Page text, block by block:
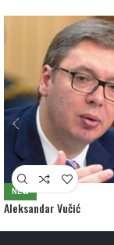
NEW
Aleksandar Vučić